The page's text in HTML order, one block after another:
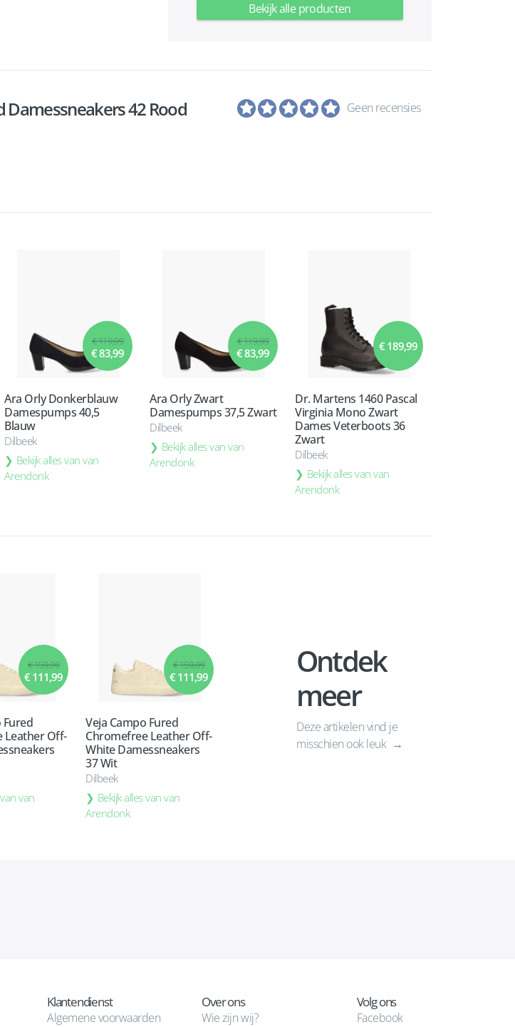
Bekijk alle producten
Damessneakers 42 Rood Geen recensies
€ 119,99
€ 83,99
Ara Orly Donkerblauw
Damespumps 40,5
Blauw
Dilbeek
Bekijk alles van van
Arendonk
€ 119,99
€ 83,99
Ara Orly Zwart
Damespumps 37,5 Zwart
Dilbeek
Bekijk alles van van
Arendonk
€ 189,99
Dr. Martens 1460 Pascal
Virginia Mono Zwart
Dames Veterboots 36
Zwart
Dilbeek
Bekijk alles van van
Arendonk
€ 159,99
€ 111,99
Fured
Leather Off-
van
€ 159,99
€ 111,99
Veja Campo Fured
Chromefree Leather Off-
White Damessneakers
37 Wit
Dilbeek
Bekijk alles van van
Arendonk
Ontdek
meer
Deze artikelen vind je
misschien ook leuk
Klantendienst
Algemene voorwaarden
Over ons
Wie zijn wij?
Volg ons
Facebook